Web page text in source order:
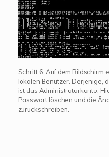
Schritt 6: Auf dem Bildschirm
lokalen Benutzer. Derjenige,
ist das Administratorkonto.
Passwort löschen und die
zurückschreiben.